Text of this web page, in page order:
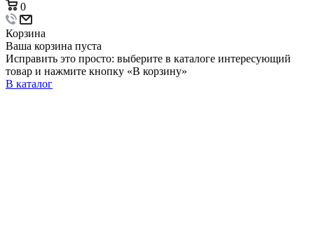
0
Корзина
Ваша корзина пуста
Исправить это просто: выберите в каталоге интересующий
товар и нажмите кнопку «В корзину»
В каталог